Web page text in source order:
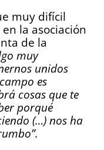
muy difícil
la asociación
de la
muy
unidos
es
cosas que te
porqué
(…) nos ha